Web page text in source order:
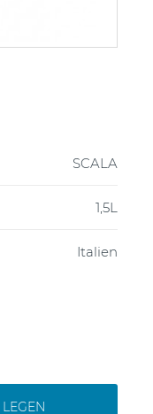
SCALA
1,5L
Italien